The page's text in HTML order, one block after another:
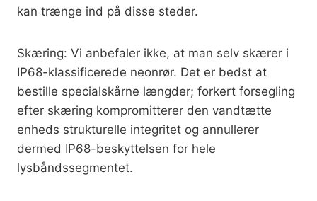
kan trænge ind på disse steder.
Skæring: Vi anbefaler ikke, at man selv skærer i
IP68-klassificerede neonrør. Det er bedst at
bestille specialskårne længder; forkert forsegling
efter skæring kompromitterer den vandtætte
enheds strukturelle integritet og annullerer
dermed IP68-beskyttelsen for hele
lysbåndssegmentet.